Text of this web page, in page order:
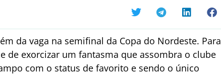
da vaga na semifinal da Copa do Nordeste. Para
de exorcizar um fantasma que assombra o clube
com o status de favorito e sendo o único